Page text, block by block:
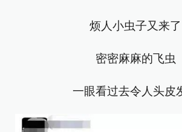
烦人小虫子又来了
密密麻麻的飞虫
一眼看过去令人头皮